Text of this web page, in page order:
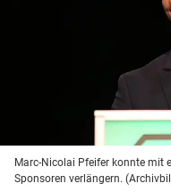
Marc-Nicolai Pfeifer konnte mit
Sponsoren verlängern.